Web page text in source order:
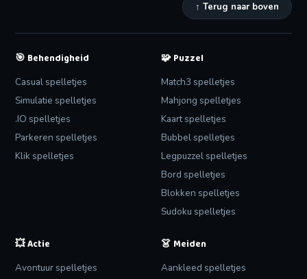
↑ Terug naar boven
🎯 Behendigheid
Casual spelletjes
Simulatie spelletjes
.IO spelletjes
Parkeren spelletjes
Klik spelletjes
🧩Puzzel
Match3 spelletjes
Mahjong spelletjes
Kaart spelletjes
Bubbel spelletjes
Legpuzzel spelletjes
Bord spelletjes
Blokken spelletjes
Sudoku spelletjes
💥Actie
Avontuur spelletjes
👗 Meiden
Aankleed spelletjes